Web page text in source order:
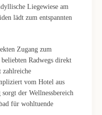
Liegewiese am
lädt zum entspannten
Zugang zum
Radwegs direkt
zahlreiche
vom Hotel aus
der Wellnessbereich
für wohltuende